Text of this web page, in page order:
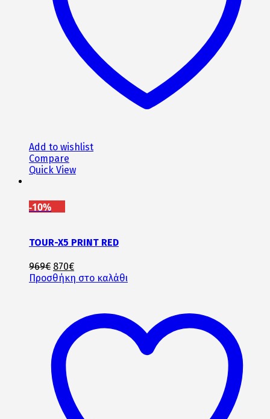
Add to wishlist
Compare
Quick View
-10%
TOUR-X5 PRINT RED
969€ Original
price
870€Η
τρέχουσα
870€.
Προσθήκη στο καλάθι